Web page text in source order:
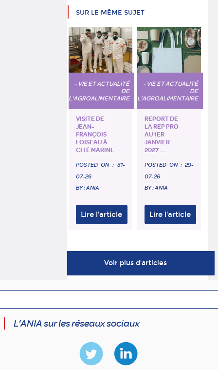
SUR LE MÊME SUJET
- VIE ET ACTUALITÉ
DE
L'AGROALIMENTAIRE
VISITE DE
JEAN-
FRANÇOIS
LOISEAU À
CITÉ MARINE
POSTED ON : 31-
07-26
BY : ANIA
Lire l'article
- VIE ET ACTUALITÉ
DE
L'AGROALIMENTAIRE
REPORT DE
LA REP PRO
AU 1ER
JANVIER
2027 :...
POSTED ON : 29-
07-26
BY : ANIA
Lire l'article
Voir plus d'articles
L’ANIA sur les réseaux sociaux